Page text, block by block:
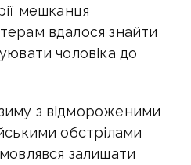
мешканця
вдалося знайти
чоловіка до
з відмороженими
обстрілами
залишати